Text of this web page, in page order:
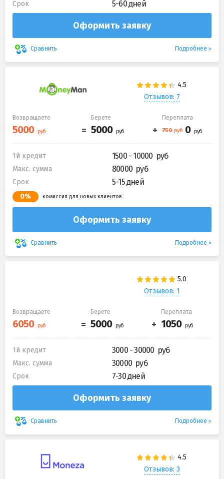
Срок 5-60 дней
Оформить заявку
Сравнить Подробнее
Отзывов: 7
Возвращаете Берете Переплата
1й кредит 1500 - 10000
Макс. сумма 80000
Срок 5-15 дней
0% комиссия для новых клиентов
Оформить заявку
Сравнить Подробнее
Отзывов: 1
Возвращаете Берете Переплата
1й кредит 3000 - 30000
Макс. сумма 30000
Срок 7-30 дней
Оформить заявку
Сравнить Подробнее
Отзывов: 3